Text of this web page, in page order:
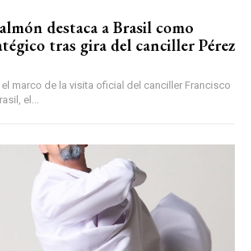
destaca a Brasil como
tras gira del canciller Pérez
el marco de la visita oficial del canciller Francisco
el...